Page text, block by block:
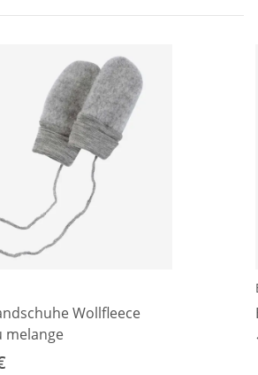
Wollfleece
melange